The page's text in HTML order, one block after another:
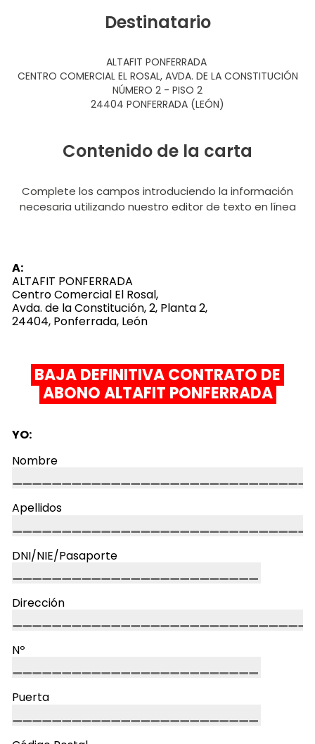
Destinatario
ALTAFIT PONFERRADA
CENTRO COMERCIAL EL ROSAL, AVDA. DE LA CONSTITUCIÓN
NÚMERO 2 - PISO 2
24404 PONFERRADA (LEÓN)
Contenido de la carta
Complete los campos introduciendo la información
necesaria utilizando nuestro editor de texto en línea
A:
ALTAFIT PONFERRADA
Centro Comercial El Rosal,
Avda. de la Constitución, 2, Planta 2,
24404, Ponferrada, León
BAJA DEFINITIVA CONTRATO DE
ABONO ALTAFIT PONFERRADA
YO:
Nombre
Apellidos
DNI/NIE/Pasaporte
Dirección
Nº
Puerta